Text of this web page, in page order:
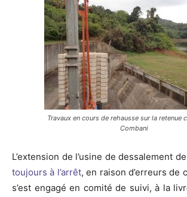
Travaux en cours de rehausse sur la retenue
Combani
L’extension de l’usine de dessalement
toujours à l’arrêt, en raison d’erreurs de
s’est engagé en comité de suivi, à la